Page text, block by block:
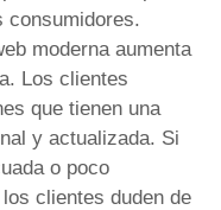
consumidores.
moderna aumenta
Los clientes
que tienen una
y actualizada. Si
o poco
clientes duden de